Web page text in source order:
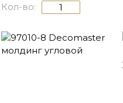
Кол-во: